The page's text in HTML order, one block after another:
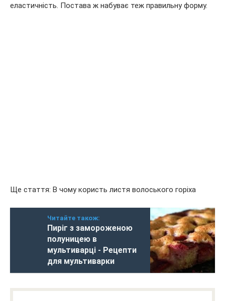
еластичність. Постава ж набуває теж правильну форму.
Ще стаття: В чому користь листя волоського горіха
Читайте також:
Пиріг з замороженою
полуницею в
мультиварці - Рецепти
для мультиварки